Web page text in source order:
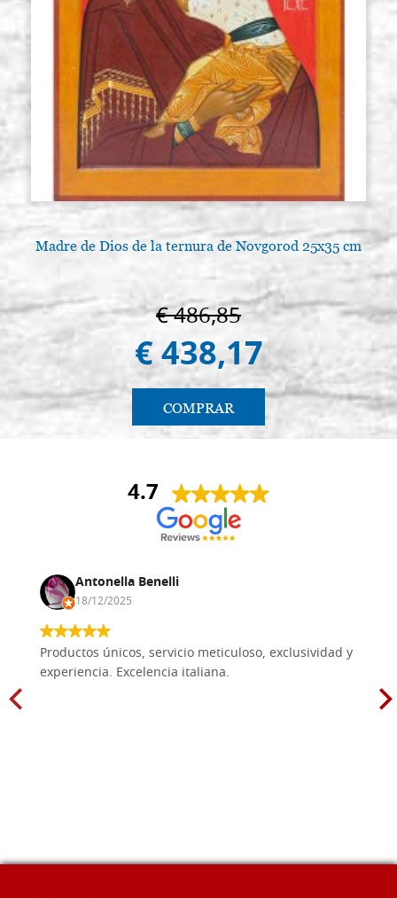
Madre de Dios de la ternura de Novgorod 25x35 cm
€ 486,85
€ 438,17
COMPRAR
4.7
Antonella Benelli
18/12/2025
Productos únicos, servicio meticuloso, exclusividad y
experiencia. Excelencia italiana.